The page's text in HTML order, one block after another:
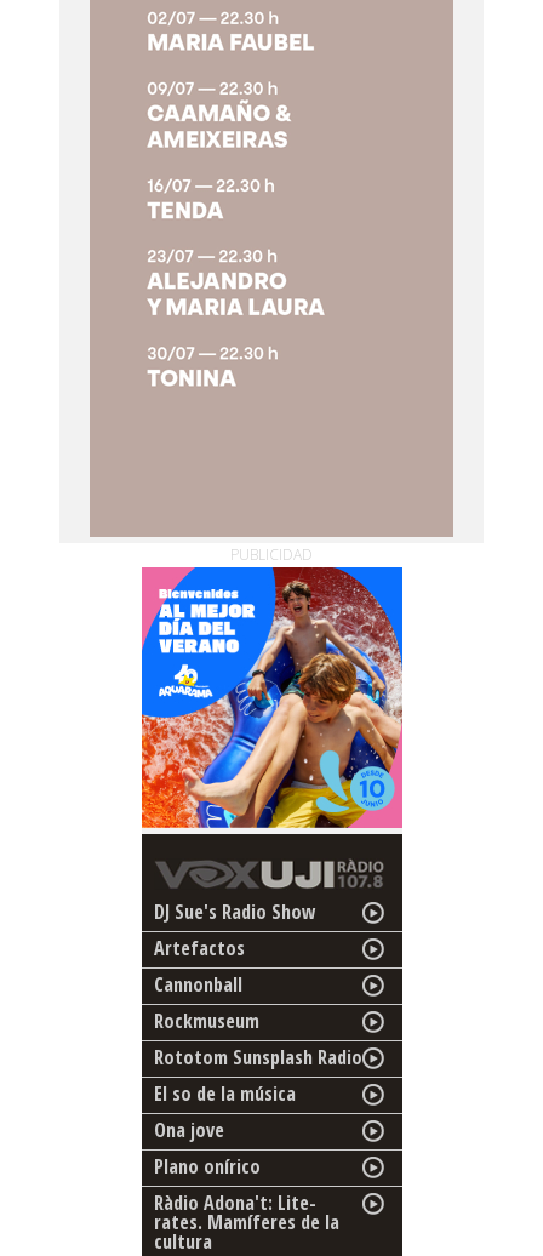
PUBLICIDAD
DJ Sue's Radio Show
Artefactos
Cannonball
Rockmuseum
Rototom Sunsplash Radio
El so de la música
Ona jove
Plano onírico
Ràdio Adona't: Lite-
rates. Mamíferes de la
cultura